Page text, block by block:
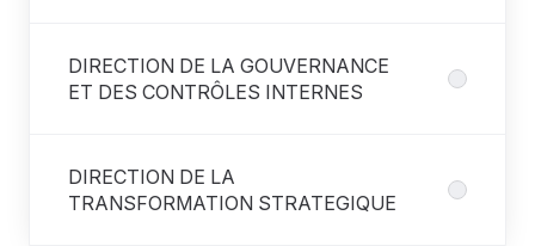
DIRECTION DE LA GOUVERNANCE
ET DES CONTRÔLES INTERNES
DIRECTION DE LA
TRANSFORMATION STRATEGIQUE